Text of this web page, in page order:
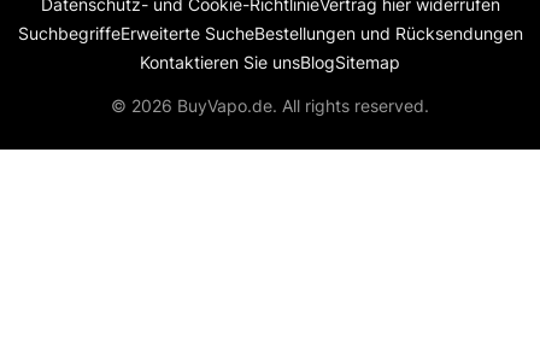
Datenschutz- und Cookie-RichtlinieVertrag hier widerrufen
SuchbegriffeErweiterte SucheBestellungen und Rücksendungen
Kontaktieren Sie unsBlogSitemap
© 2026 BuyVapo.de. All rights reserved.